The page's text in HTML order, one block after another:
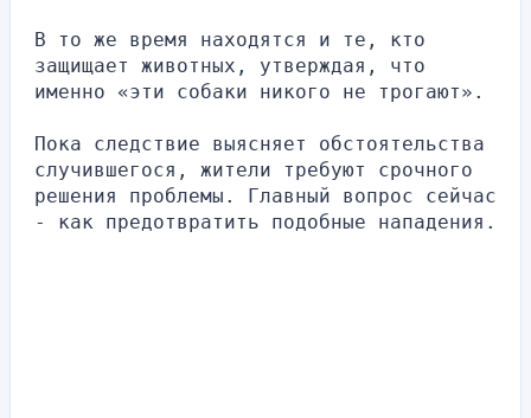
В то же время находятся и те, кто
защищает животных, утверждая, что
именно «эти собаки никого не трогают».
Пока следствие выясняет обстоятельства
случившегося, жители требуют срочного
решения проблемы. Главный вопрос сейчас
- как предотвратить подобные нападения.